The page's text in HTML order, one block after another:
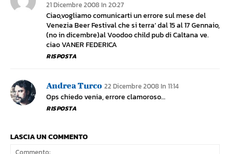
21 Dicembre 2008 In 20:27
Ciao,vogliamo comunicarti un errore sul mese del
Venezia Beer Festival che si terra’ dal 15 al 17 Gennaio,
(no in dicembre)al Voodoo child pub di Caltana ve.
ciao VANER FEDERICA
RISPOSTA
Andrea Turco 22 Dicembre 2008 In 11:14
Ops chiedo venia, errore clamoroso…
RISPOSTA
LASCIA UN COMMENTO